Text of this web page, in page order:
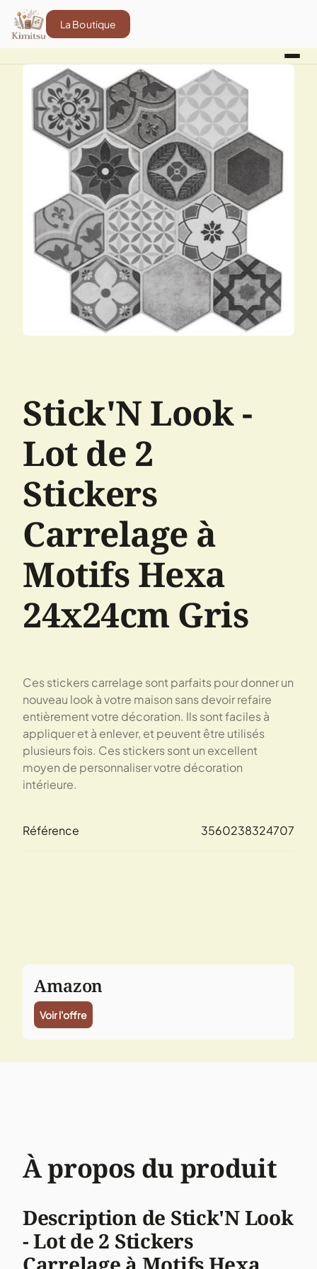
La Boutique
Stick'N Look -
Lot de 2
Stickers
Carrelage à
Motifs Hexa
24x24cm Gris
Ces stickers carrelage sont parfaits pour donner un
nouveau look à votre maison sans devoir refaire
entièrement votre décoration. Ils sont faciles à
appliquer et à enlever, et peuvent être utilisés
plusieurs fois. Ces stickers sont un excellent
moyen de personnaliser votre décoration
intérieure.
Référence 3560238324707
Amazon
Voir l'offre
À propos du produit
Description de Stick'N Look
- Lot de 2 Stickers